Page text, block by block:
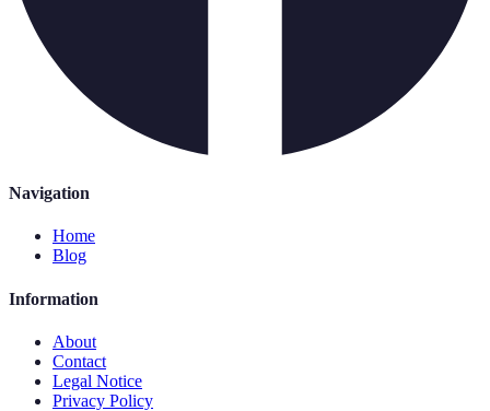
Navigation
Home
Blog
Information
About
Contact
Legal Notice
Privacy Policy